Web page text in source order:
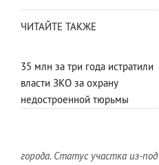
ЧИТАЙТЕ ТАКЖЕ
35 млн за три года истратили
власти ЗКО за охрану
недостроенной тюрьмы
города. Статус участка из-